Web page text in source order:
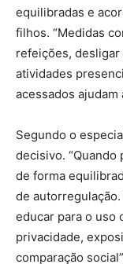
equilibradas e
filhos. “Medidas
refeições,
atividades
acessados ajudam
Segundo o
decisivo.
de forma
de
educar para o uso
privacidade,
comparação